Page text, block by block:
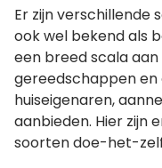
Er zijn
ook wel bekend als
een breed scala
gereedschappen
huiseigenaren,
aanbieden. Hier zijn
soorten doe-het-